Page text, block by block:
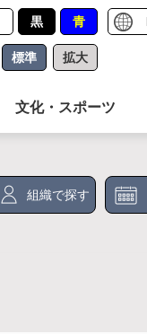
黒 青
標準 拡大
文化・スポーツ
組織で探す